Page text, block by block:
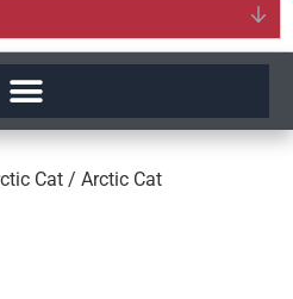
Cat / Arctic Cat